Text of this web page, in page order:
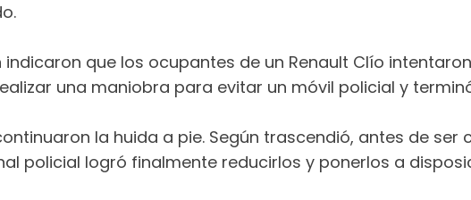
que los ocupantes de un Renault Clío
una maniobra para evitar un móvil policial y
la huida a pie. Según trascendió, antes de
policial logró finalmente reducirlos y ponerlos a